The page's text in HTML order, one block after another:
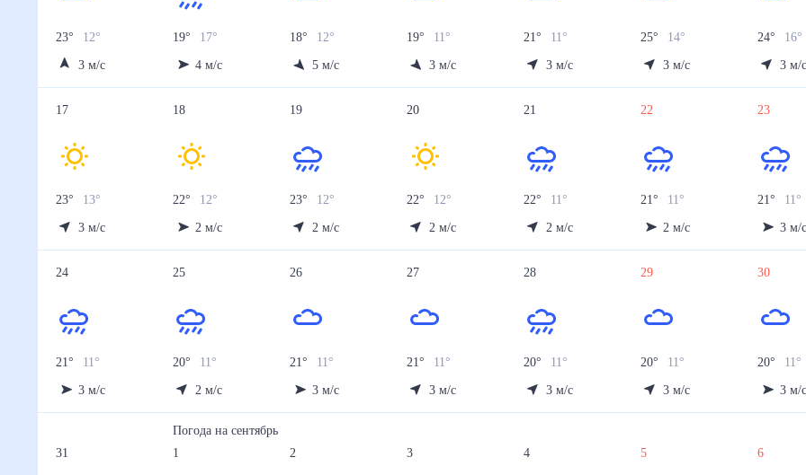
23° 12°
3 м/с
19° 17°
4 м/с
18° 12°
5 м/с
19° 11°
3 м/с
21° 11°
3 м/с
25° 14°
3 м/с
24° 16°
3 м/
17
23° 13°
3 м/с
18
22° 12°
2 м/с
19
23° 12°
2 м/с
20
22° 12°
2 м/с
21
22° 11°
2 м/с
22
21° 11°
2 м/с
23
21° 11°
3 м/
24
21° 11°
3 м/с
25
20° 11°
2 м/с
26
21° 11°
3 м/с
27
21° 11°
3 м/с
28
20° 11°
3 м/с
29
20° 11°
3 м/с
30
20° 11°
3 м/
31
Погода насентябрь
1
2 3 4 5 6